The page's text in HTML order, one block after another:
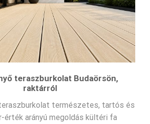
teraszburkolat Budaörsön,
raktárról
természetes, tartós és
érték arányú megoldás kültéri fa